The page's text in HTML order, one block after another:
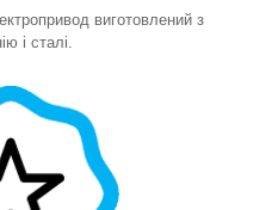
виготовлений з
і сталі.